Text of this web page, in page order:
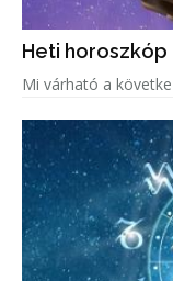
Heti horoszkóp
Mi várható a